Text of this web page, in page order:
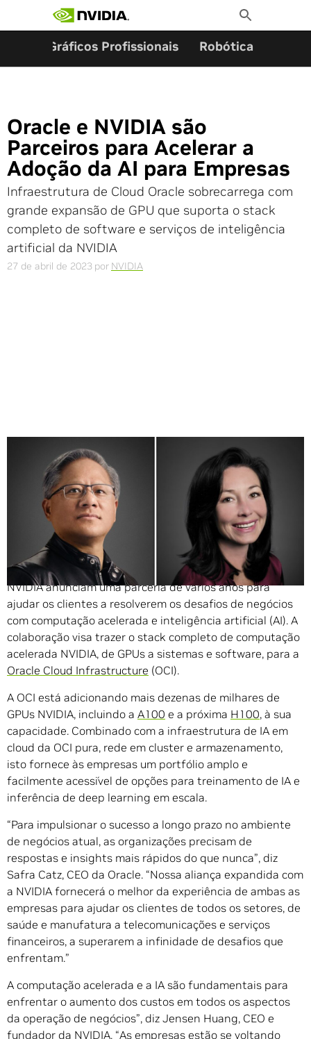
Toggle
Search
Gráficos Profissionais Robótica
Oracle e NVIDIA são
Parceiros para Acelerar a
Adoção da AI para Empresas
Infraestrutura de Cloud Oracle sobrecarrega com
grande expansão de GPU que suporta o stack
completo de software e serviços de inteligência
artificial da NVIDIA
27 de abril de 2023 por NVIDIA
Compartilhe
Expandindo sua aliança de longa data, a Oracle e a
NVIDIA anunciam uma parceria de vários anos para
ajudar os clientes a resolverem os desafios de negócios
com computação acelerada e inteligência artificial (AI). A
colaboração visa trazer o stack completo de computação
acelerada NVIDIA, de GPUs a sistemas e software, para a
Oracle Cloud Infrastructure (OCI).
A OCI está adicionando mais dezenas de milhares de
GPUs NVIDIA, incluindo a A100 e a próxima H100, à sua
capacidade. Combinado com a infraestrutura de IA em
cloud da OCI pura, rede em cluster e armazenamento,
isto fornece às empresas um portfólio amplo e
facilmente acessível de opções para treinamento de IA e
inferência de deep learning em escala.
“Para impulsionar o sucesso a longo prazo no ambiente
de negócios atual, as organizações precisam de
respostas e insights mais rápidos do que nunca”, diz
Safra Catz, CEO da Oracle. “Nossa aliança expandida com
a NVIDIA fornecerá o melhor da experiência de ambas as
empresas para ajudar os clientes de todos os setores, de
saúde e manufatura a telecomunicações e serviços
financeiros, a superarem a infinidade de desafios que
enfrentam.”
A computação acelerada e a IA são fundamentais para
enfrentar o aumento dos custos em todos os aspectos
da operação de negócios”, diz Jensen Huang, CEO e
fundador da NVIDIA. “As empresas estão se voltando